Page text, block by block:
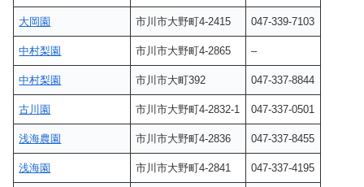
大岡園 市川市大野町4-2415 047-339-7103
中村梨園 市川市大野町4-2865 –
中村梨園 市川市大町392 047-337-8844
古川園 市川市大野町4-2832-1 047-337-0501
浅海農園 市川市大野町4-2836 047-337-8455
浅海園 市川市大野町4-2841 047-337-4195